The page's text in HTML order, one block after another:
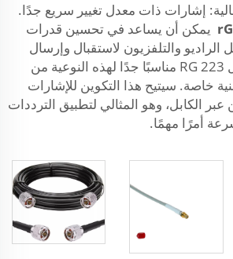
إشارات ذات معدل تغيير سريع جدًا.
يمكن أن يساعد في تحسين قدرات
الراديو والتلفزيون لاستقبال وإرسال
المعلومات. يعتبر كابل RG 223 مناسبًا جدًا لهذه النوعية من
خاصة. سيتيح هذا التكوين للإشارات
الكابل، وهو المثالي لتطبيق الترددات
أمرًا مهمًا.